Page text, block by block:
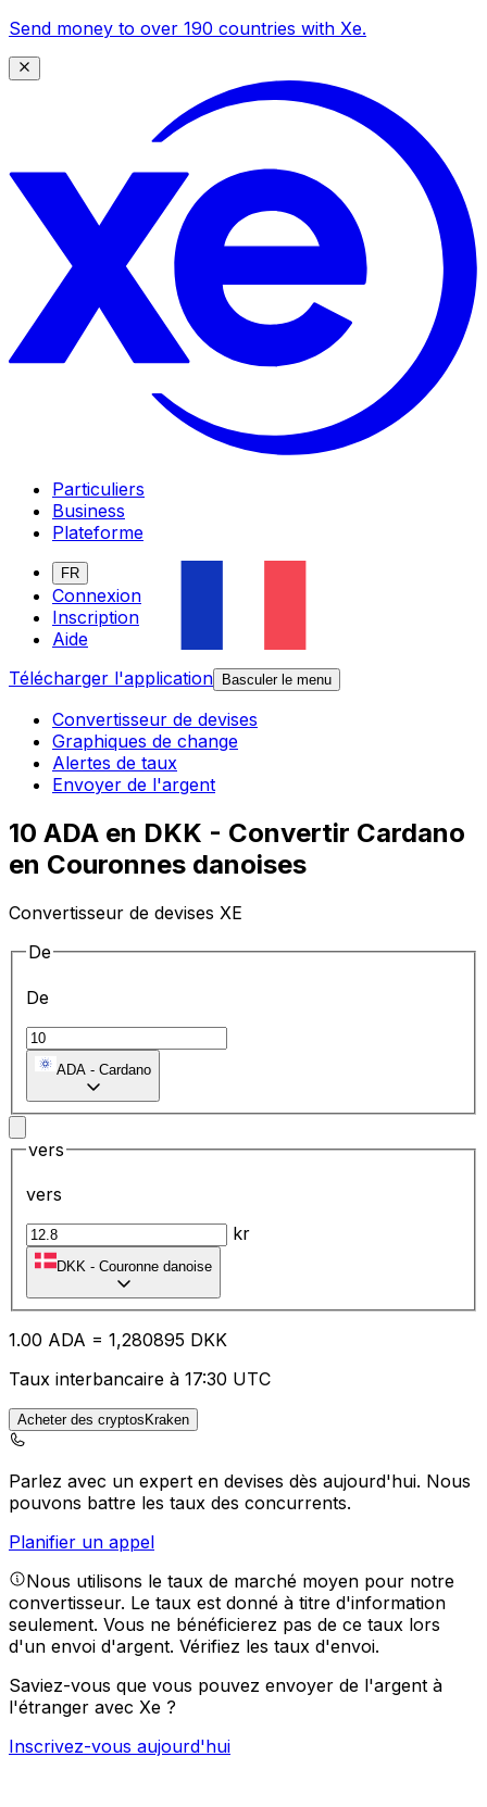
Send money to over 190 countries with Xe.
Particuliers
Business
Plateforme
FR
Connexion
Inscription
Aide
Télécharger l'application
Basculer le menu
Convertisseur de devises
Graphiques de change
Alertes de taux
Envoyer de l'argent
10 ADA en DKK - Convertir Cardano
en Couronnes danoises
Convertisseur de devises XE
De
De
ADA - Cardano
vers
vers
kr
DKK - Couronne danoise
1.00 ADA = 1,280895 DKK
Taux interbancaire à 17:30 UTC
Acheter des cryptosKraken
Parlez avec un expert en devises dès aujourd'hui. Nous
pouvons battre les taux des concurrents.
Planifier un appel
Nous utilisons le taux de marché moyen pour notre
convertisseur. Le taux est donné à titre d'information
seulement. Vous ne bénéficierez pas de ce taux lors
d'un envoi d'argent. Vérifiez les taux d'envoi.
Saviez-vous que vous pouvez envoyer de l'argent à
l'étranger avec Xe ?
Inscrivez-vous aujourd'hui